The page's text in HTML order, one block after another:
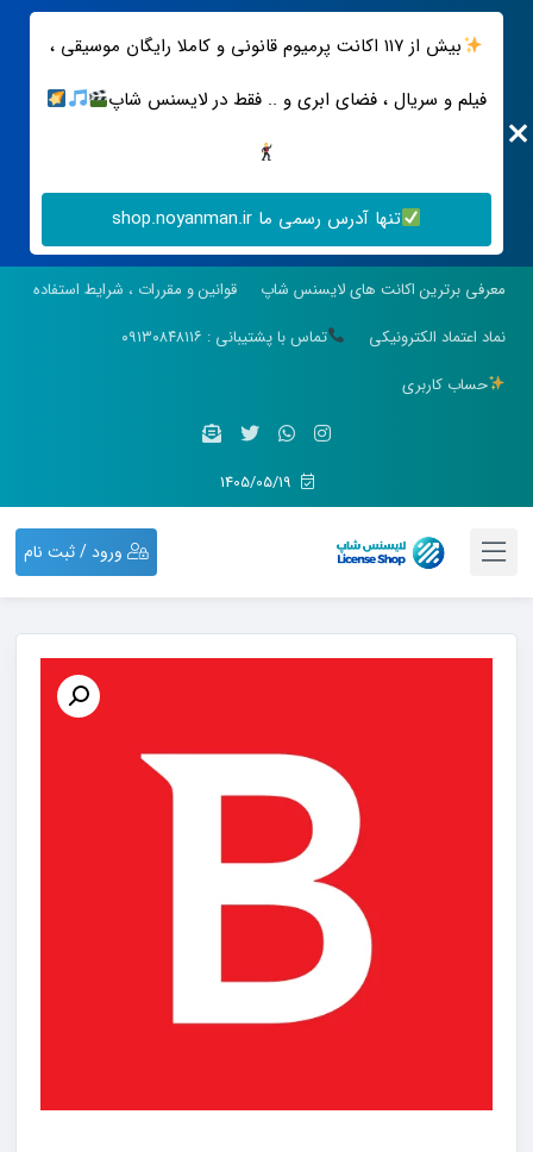
بیش از ۱۱۷ اکانت پرمیوم قانونی و کاملا رایگان موسیقی ،
فیلم و سریال ، فضای ابری و .. فقط در لایسنس شاپ
تنها آدرس رسمی ما shop.noyanman.ir
معرفی برترین اکانت های لایسنس شاپ
قوانین و مقررات ، شرایط استفاده
نماد اعتماد الکترونیکی
تماس با پشتیبانی : ۰۹۱۳۰۸۴۸۱۱۶
حساب کاربری
ورود / ثبت نام